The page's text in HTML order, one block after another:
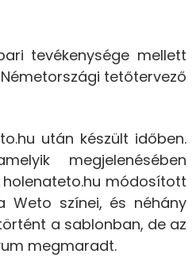
tevékenysége mellett
tetőtervező
után készült időben.
megjelenésében
holenateto.hu módosított
Weto színei, és néhány
a sablonban, de az
megmaradt.